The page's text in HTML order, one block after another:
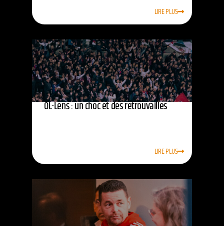
LIRE PLUS
OL-Lens : un choc et des retrouvailles
LIRE PLUS